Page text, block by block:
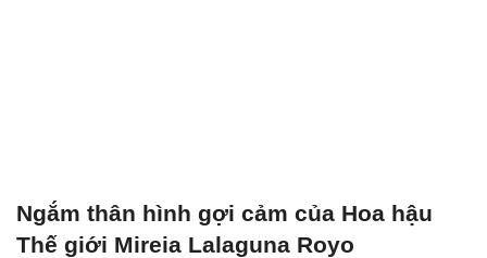
Ngắm thân hình gợi cảm của Hoa hậu
Thế giới Mireia Lalaguna Royo